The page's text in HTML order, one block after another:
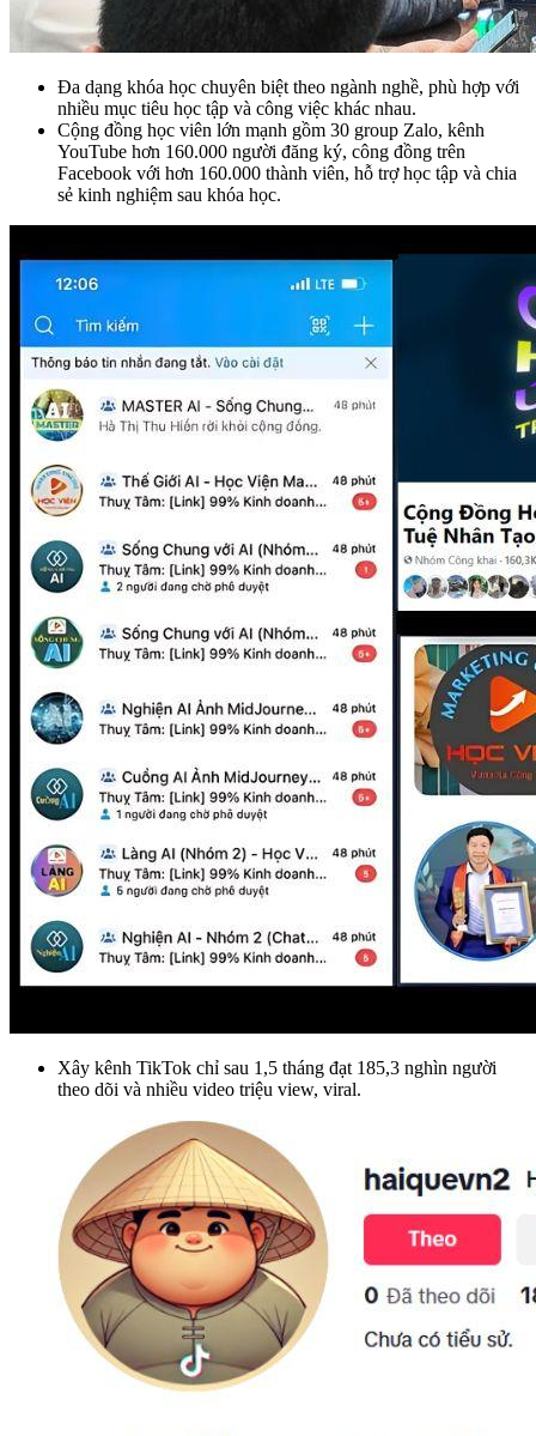
Đa dạng khóa học chuyên biệt theo ngành nghề, phù hợp với
nhiều mục tiêu học tập và công việc khác nhau.
Cộng đồng học viên lớn mạnh gồm 30 group Zalo, kênh
YouTube hơn 160.000 người đăng ký, công đồng trên
Facebook với hơn 160.000 thành viên, hỗ trợ học tập và chia
sẻ kinh nghiệm sau khóa học.
Xây kênh TikTok chỉ sau 1,5 tháng đạt 185,3 nghìn người
theo dõi và nhiều video triệu view, viral.